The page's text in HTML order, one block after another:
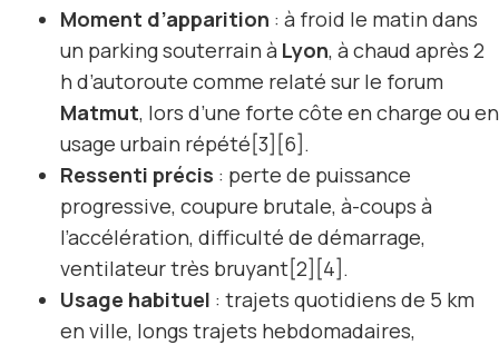
Moment d’apparition : à froid le matin dans
un parking souterrain à Lyon, à chaud après 2
h d’autoroute comme relaté sur le forum
Matmut, lors d’une forte côte en charge ou en
usage urbain répété[3][6].
Ressenti précis : perte de puissance
progressive, coupure brutale, à-coups à
l’accélération, difficulté de démarrage,
ventilateur très bruyant[2][4].
Usage habituel : trajets quotidiens de 5 km
en ville, longs trajets hebdomadaires,